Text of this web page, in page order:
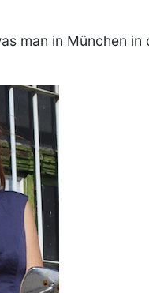
man in München in